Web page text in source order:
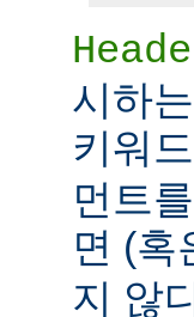
시하
키워드
먼트
면 (혹
지 않